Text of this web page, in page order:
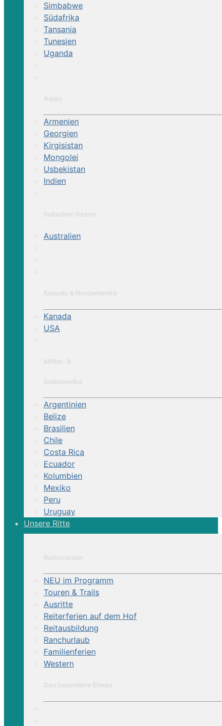
Simbabwe
Südafrika
Tansania
Tunesien
Uganda
Armenien
Georgien
Kirgisistan
Mongolei
Usbekistan
Indien
Australien
Kanada
USA
Argentinien
Belize
Brasilien
Chile
Costa Rica
Ecuador
Kolumbien
Mexiko
Peru
Uruguay
Unsere Ritte
NEU im Programm
Touren & Trails
Ausritte
Reiterferien auf dem Hof
Reitausbildung
Ranchurlaub
Familienferien
Western